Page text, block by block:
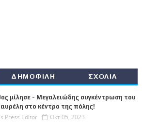
ΔΗΜΟΦΙΛΗ ΣΧΟΛΙΑ
μίλησε - Μεγαλειώδης συγκέντρωση του
στο κέντρο της πόλης!
Press Editor Οκτ 05, 2023